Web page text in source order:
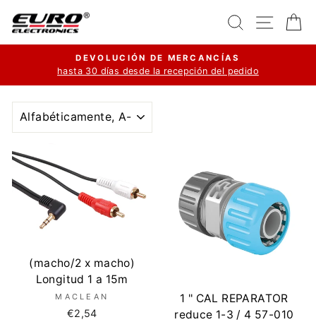
directamente
al
Buscar
diapositivas
DEVOLUCIÓN DE MERCANCÍAS
hasta 30 días desde la recepción del pedido
(macho/2 x macho)
Longitud 1 a 15m
MACLEAN
€2,54
1 '' CAL REPARATOR
reduce 1-3 / 4 57-010